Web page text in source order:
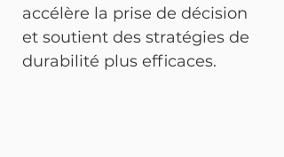
accélère la prise de décision
et soutient des stratégies de
durabilité plus efficaces.